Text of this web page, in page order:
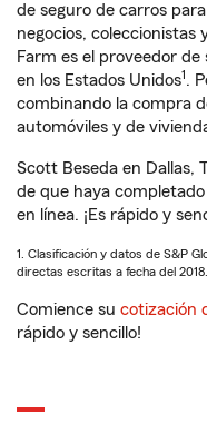
de seguro de carros
negocios, coleccionistas
Farm es el proveedor
en los Estados Unidos1.
combinando la compra
automóviles y de
Scott Beseda en Dallas,
de que haya
en línea. ¡Es rápido y
1. Clasificación y datos de S&P
directas escritas a fecha del 2018.
Comience su cotización
rápido y sencillo!